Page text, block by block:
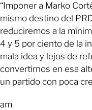
“Imponer a Marko
mismo destino del
reduciremos a la
4 y 5 por ciento de la
mala idea y lejos de
convertirnos en esa
un partido con poca
am